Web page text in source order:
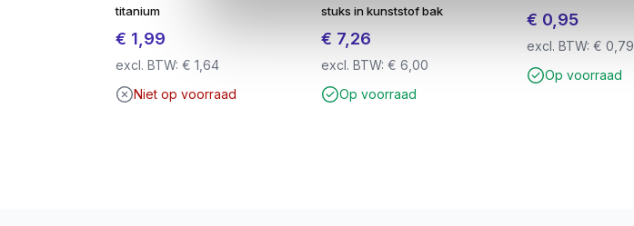
Schuttingplanken
Gevelbekleding
Overkappingen en tuinhuizen
titanium
€ 1,99
excl. BTW: € 1,64
Niet op voorraad
stuks in kunststof bak
€ 7,26
excl. BTW:€ 6,00
Op voorraad
€ 0,95
excl. BTW:€ 0,79
Op voorraad